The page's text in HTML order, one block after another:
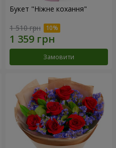
Букет "Ніжне кохання"
1 510 грн
Замовити